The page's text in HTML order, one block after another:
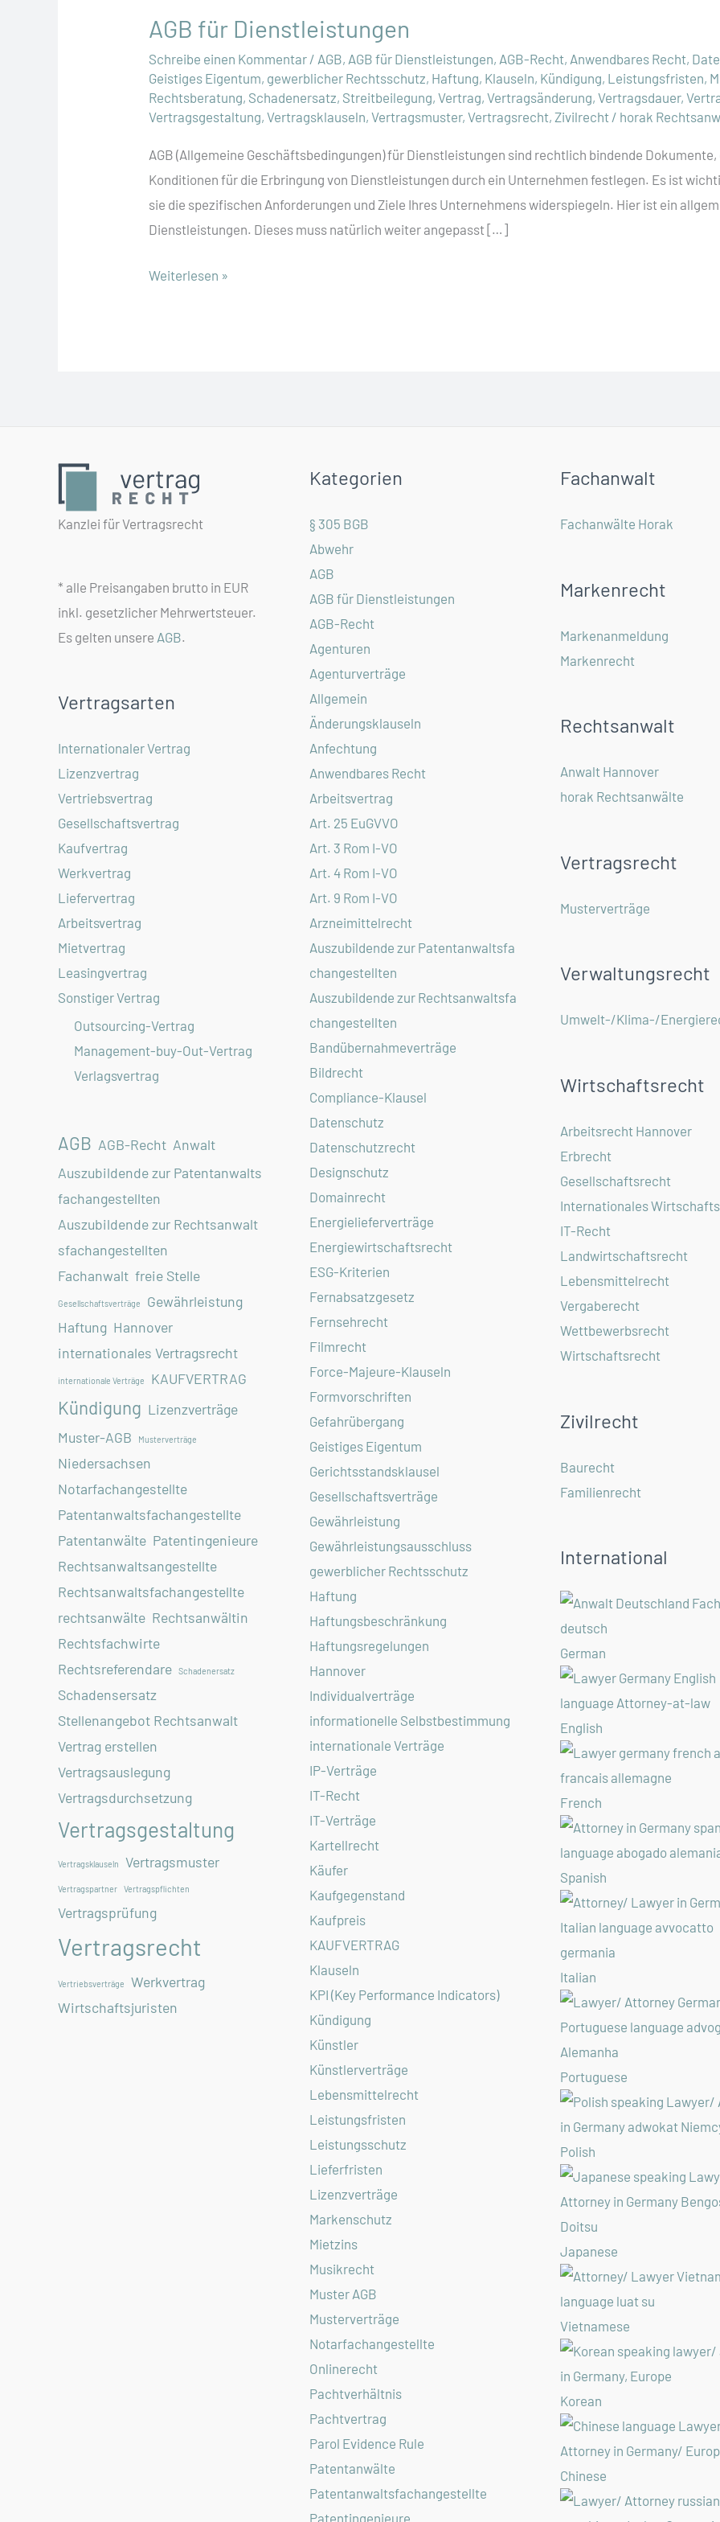
AGB für Dienstleistungen
Schreibe einen Kommentar / AGB, AGB für Dienstleistungen, AGB-Recht, Anwendbares Recht,
Geistiges Eigentum, gewerblicher Rechtsschutz, Haftung, Klauseln, Kündigung, Leistungsfristen,
Rechtsberatung, Schadenersatz, Streitbeilegung,Vertrag,Vertragsänderung,Vertragsdauer,
Vertragsgestaltung,Vertragsklauseln,Vertragsmuster,Vertragsrecht,Zivilrecht / horak
AGB (Allgemeine Geschäftsbedingungen) für Dienstleistungen sind rechtlich bindende Dokumente,
Konditionen für die Erbringung von Dienstleistungen durch ein Unternehmen festlegen. Es ist
sie die spezifischen Anforderungen und Ziele Ihres Unternehmens widerspiegeln. Hier ist ein
Dienstleistungen. Dieses muss natürlich weiter angepasst […]
AGB
Weiterlesen »
Kanzlei für Vertragsrecht
* alle Preisangaben brutto in EUR
inkl. gesetzlicher Mehrwertsteuer.
Es gelten unsere AGB.
Vertragsarten
Internationaler Vertrag
Lizenzvertrag
Vertriebsvertrag
Gesellschaftsvertrag
Kaufvertrag
Werkvertrag
Liefervertrag
Arbeitsvertrag
Mietvertrag
Leasingvertrag
Sonstiger Vertrag
Outsourcing-Vertrag
Management-buy-Out-Vertrag
Verlagsvertrag
AGB AGB-Recht Anwalt
Auszubildende zur Patentanwalts
fachangestellten
Auszubildende zur Rechtsanwalt
sfachangestellten
Fachanwalt freie Stelle
Gesellschaftsverträge
Gewährleistung
Haftung Hannover
internationales Vertragsrecht
internationale Verträge KAUFVERTRAG
Kündigung Lizenzverträge
Muster-AGB
Musterverträge
Niedersachsen
Notarfachangestellte
Patentanwaltsfachangestellte
Patentanwälte Patentingenieure
Rechtsanwaltsangestellte
Rechtsanwaltsfachangestellte
rechtsanwälte Rechtsanwältin
Rechtsfachwirte
Rechtsreferendare
Schadenersatz
Schadensersatz
Stellenangebot Rechtsanwalt
Vertrag erstellen
Vertragsauslegung
Vertragsdurchsetzung
Vertragsgestaltung
Vertragsklauseln Vertragsmuster
Vertragspartner Vertragspflichten
Vertragsprüfung
Vertragsrecht
Vertriebsverträge
Werkvertrag
Wirtschaftsjuristen
Kategorien
§ 305 BGB
Abwehr
AGB
AGB für Dienstleistungen
AGB-Recht
Agenturen
Agenturverträge
Allgemein
Änderungsklauseln
Anfechtung
Anwendbares Recht
Arbeitsvertrag
Art. 25 EuGVVO
Art. 3 Rom I-VO
Art. 4 Rom I-VO
Art. 9 Rom I-VO
Arzneimittelrecht
Auszubildende zur Patentanwaltsfa
changestellten
Auszubildende zur Rechtsanwaltsfa
changestellten
Bandübernahmeverträge
Bildrecht
Compliance-Klausel
Datenschutz
Datenschutzrecht
Designschutz
Domainrecht
Energielieferverträge
Energiewirtschaftsrecht
ESG-Kriterien
Fernabsatzgesetz
Fernsehrecht
Filmrecht
Force-Majeure-Klauseln
Formvorschriften
Gefahrübergang
Geistiges Eigentum
Gerichtsstandsklausel
Gesellschaftsverträge
Gewährleistung
Gewährleistungsausschluss
gewerblicher Rechtsschutz
Haftung
Haftungsbeschränkung
Haftungsregelungen
Hannover
Individualverträge
informationelle Selbstbestimmung
internationale Verträge
IP-Verträge
IT-Recht
IT-Verträge
Kartellrecht
Käufer
Kaufgegenstand
Kaufpreis
KAUFVERTRAG
Klauseln
KPI (Key Performance Indicators)
Kündigung
Künstler
Künstlerverträge
Lebensmittelrecht
Leistungsfristen
Leistungsschutz
Lieferfristen
Lizenzverträge
Markenschutz
Mietzins
Musikrecht
Muster AGB
Musterverträge
Notarfachangestellte
Onlinerecht
Pachtverhältnis
Pachtvertrag
Parol Evidence Rule
Patentanwälte
Patentanwaltsfachangestellte
Patentingenieure
Fachanwalt
Fachanwälte Horak
Markenrecht
Markenanmeldung
Markenrecht
Rechtsanwalt
Anwalt Hannover
horak Rechtsanwälte
Vertragsrecht
Musterverträge
Verwaltungsrecht
Umwelt-/Klima-/
Wirtschaftsrecht
Arbeitsrecht Hannover
Erbrecht
Gesellschaftsrecht
Internationales
IT-Recht
Landwirtschaftsrecht
Lebensmittelrecht
Vergaberecht
Wettbewerbsrecht
Wirtschaftsrecht
Zivilrecht
Baurecht
Familienrecht
International
German
English
French
Spanish
Italian
Portuguese
Polish
Japanese
Vietnamese
Korean
Chinese